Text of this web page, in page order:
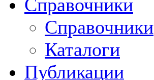
Справочники
Справочники
Каталоги
Публикации